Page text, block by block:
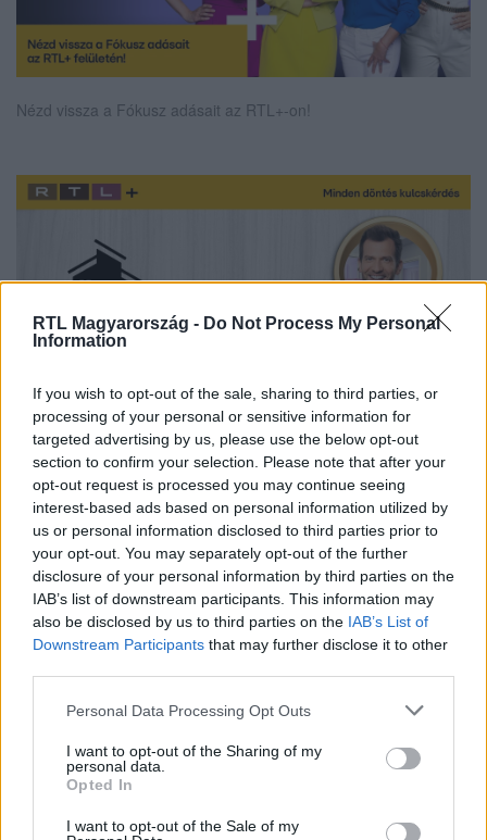
RTL Magyarország - Do Not Process My Personal
Information
If you wish to opt-out of the sale, sharing to third parties, or
processing of your personal or sensitive information for
targeted advertising by us, please use the below opt-out
section to confirm your selection. Please note that after your
opt-out request is processed you may continue seeing
interest-based ads based on personal information utilized by
us or personal information disclosed to third parties prior to
your opt-out. You may separately opt-out of the further
disclosure of your personal information by third parties on the
IAB’s list of downstream participants. This information may
also be disclosed by us to third parties on the IAB’s List of
Downstream Participants that may further disclose it to other
Please note that this website/app uses one or more Google
not limited to your visit or usage behaviour. You may click to
grant or deny consent to Google and its third-party tags to
use your data for below specified purposes in below Google
consent section.
Personal Data Processing Opt Outs
I want to opt-out of the Sharing of my
personal data.
Opted In
I want to opt-out of the Sale of my
Nézd vissza a Fókusz adásait az RTL+-on!
Itt állítsd be, hogy az RTL.hu az elsők között
legyen a Google-találatokban!